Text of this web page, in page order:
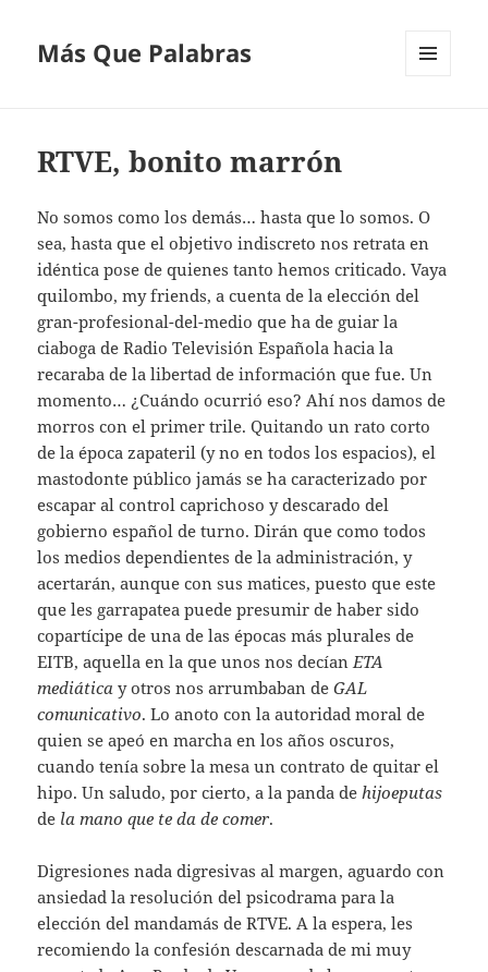
Más Que Palabras
RTVE, bonito marrón
No somos como los demás… hasta que lo somos. O
sea, hasta que el objetivo indiscreto nos retrata en
idéntica pose de quienes tanto hemos criticado. Vaya
quilombo, my friends, a cuenta de la elección del
gran-profesional-del-medio que ha de guiar la
ciaboga de Radio Televisión Española hacia la
recaraba de la libertad de información que fue. Un
momento… ¿Cuándo ocurrió eso? Ahí nos damos de
morros con el primer trile. Quitando un rato corto
de la época zapateril (y no en todos los espacios), el
mastodonte público jamás se ha caracterizado por
escapar al control caprichoso y descarado del
gobierno español de turno. Dirán que como todos
los medios dependientes de la administración, y
acertarán, aunque con sus matices, puesto que este
que les garrapatea puede presumir de haber sido
copartícipe de una de las épocas más plurales de
EITB, aquella en la que unos nos decíanETA
mediática y otros nos arrumbaban deGAL
comunicativo. Lo anoto con la autoridad moral de
quien se apeó en marcha en los años oscuros,
cuando tenía sobre la mesa un contrato de quitar el
hipo. Un saludo, por cierto, a la panda dehijoeputas
de la mano que te da de comer.
Digresiones nada digresivas al margen, aguardo con
ansiedad la resolución del psicodrama para la
elección del mandamás de RTVE. A la espera, les
recomiendo la confesión descarnada de mi muy